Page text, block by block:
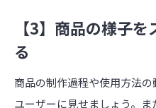
【3】商品の様子
る
商品の制作過程や使用方法の
ユーザーに見せましょう。